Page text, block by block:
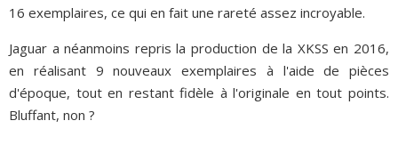
16 exemplaires, ce qui en fait une rareté assez incroyable.
Jaguar a néanmoins repris la production de la XKSS en 2016,
en réalisant 9 nouveaux exemplaires à l'aide de pièces
d'époque, tout en restant fidèle à l'originale en tout points.
Bluffant, non ?